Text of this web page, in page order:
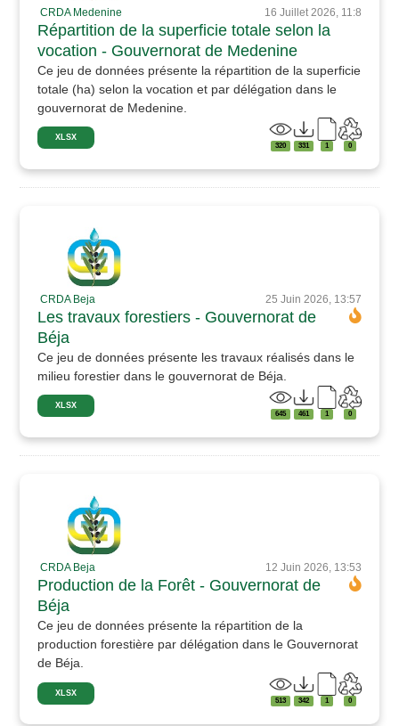
CRDA Medenine 16 Juillet 2026, 11:8
Répartition de la superficie totale selon la
vocation - Gouvernorat de Medenine
Ce jeu de données présente la répartition de la superficie
totale (ha) selon la vocation et par délégation dans le
gouvernorat de Medenine.
XLSX
320 331 1 0
CRDA Beja 25 Juin 2026, 13:57
Les travaux forestiers - Gouvernorat de
Béja
Ce jeu de données présente les travaux réalisés dans le
milieu forestier dans le gouvernorat de Béja.
XLSX
645 461 1 0
CRDA Beja 12 Juin 2026, 13:53
Production de la Forêt - Gouvernorat de
Béja
Ce jeu de données présente la répartition de la
production forestière par délégation dans le Gouvernorat
de Béja.
XLSX
513 342 1 0